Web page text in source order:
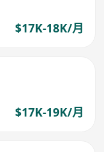
$17K-18K/月
$17K-19K/月